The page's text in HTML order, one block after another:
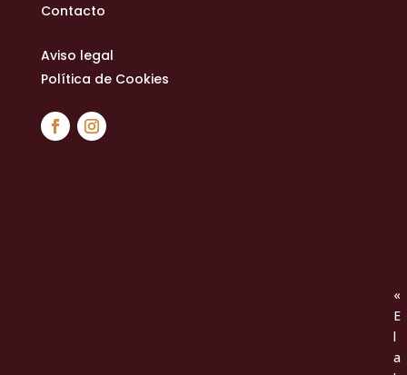
Contacto
Aviso legal
Política de Cookies
«
E
l
a